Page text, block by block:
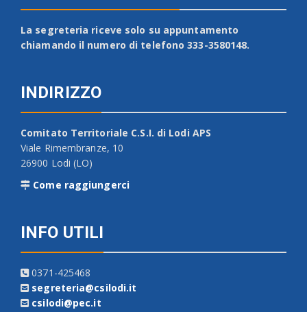
La segreteria riceve solo su appuntamento
chiamando il numero di telefono 333-3580148.
INDIRIZZO
Comitato Territoriale C.S.I. di Lodi APS
Viale Rimembranze, 10
26900 Lodi (LO)
Come raggiungerci
INFO UTILI
0371-425468
segreteria@csilodi.it
csilodi@pec.it